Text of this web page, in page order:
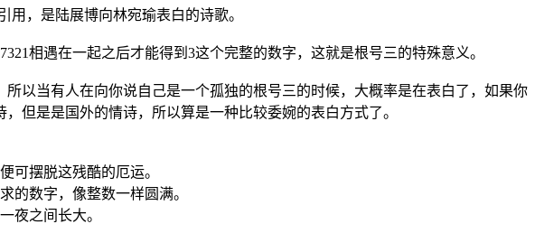
用，是陆展博向林宛瑜表白的诗歌。
相遇在一起之后才能得到3这个完整的数字，这就是根号三的特殊意义。
以当有人在向你说自己是一个孤独的根号三的时候，大概率是在表白了，如果你
但是是国外的情诗，所以算是一种比较委婉的表白方式了。
可摆脱这残酷的厄运。
的数字，像整数一样圆满。
夜之间长大。